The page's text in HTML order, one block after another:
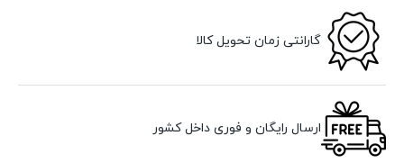
گارانتی زمان تحویل کالا
ارسال رایگان و فوری داخل کشور